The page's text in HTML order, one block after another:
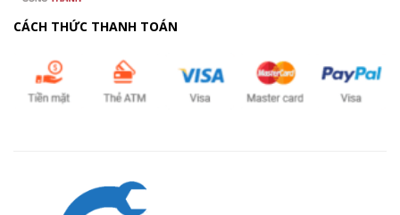
CÁCH THỨC THANH TOÁN